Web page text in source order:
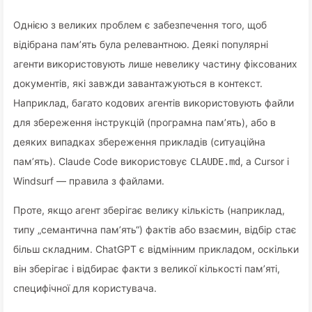
Однією з великих проблем є забезпечення того, щоб
відібрана пам’ять була релевантною. Деякі популярні
агенти використовують лише невелику частину фіксованих
документів, які завжди завантажуються в контекст.
Наприклад, багато кодових агентів використовують файли
для збереження інструкцій (програмна пам’ять), або в
деяких випадках збереження прикладів (ситуаційна
пам’ять). Claude Code використовує CLAUDE.md, а Cursor і
Windsurf — правила з файлами.
Проте, якщо агент зберігає велику кількість (наприклад,
типу „семантична пам’ять“) фактів або взаємин, відбір стає
більш складним. ChatGPT є відмінним прикладом, оскільки
він зберігає і відбирає факти з великої кількості пам’яті,
специфічної для користувача.